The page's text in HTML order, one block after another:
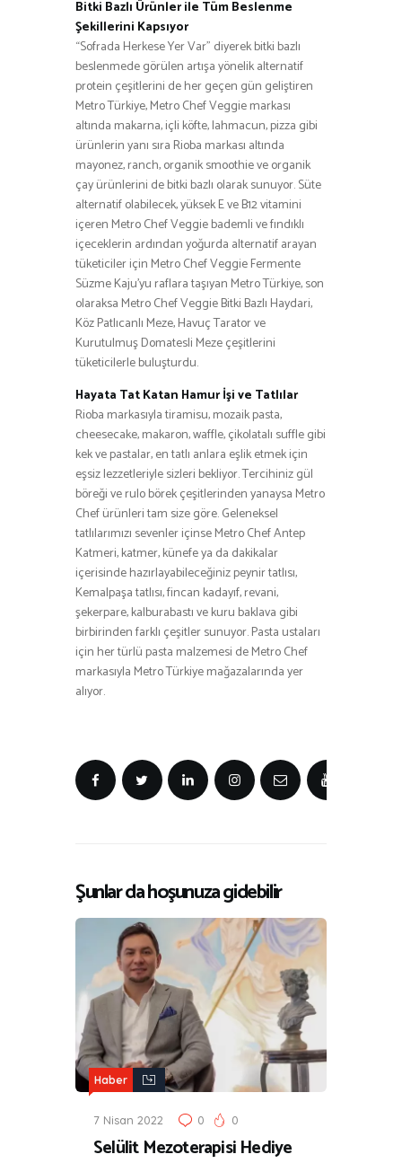
Bitki Bazlı Ürünler ile Tüm Beslenme
Şekillerini Kapsıyor
“Sofrada Herkese Yer Var” diyerek bitki bazlı
beslenmede görülen artışa yönelik alternatif
protein çeşitlerini de her geçen gün geliştiren
Metro Türkiye, Metro Chef Veggie markası
altında makarna, içli köfte, lahmacun, pizza gibi
ürünlerin yanı sıra Rioba markası altında
mayonez, ranch, organik smoothie ve organik
çay ürünlerini de bitki bazlı olarak sunuyor. Süte
alternatif olabilecek, yüksek E ve B12 vitamini
içeren Metro Chef Veggie bademli ve fındıklı
içeceklerin ardından yoğurda alternatif arayan
tüketiciler için Metro Chef Veggie Fermente
Süzme Kaju’yu raflara taşıyan Metro Türkiye, son
olaraksa Metro Chef Veggie Bitki Bazlı Haydari,
Köz Patlıcanlı Meze, Havuç Tarator ve
Kurutulmuş Domatesli Meze çeşitlerini
tüketicilerle buluşturdu.
Hayata Tat Katan Hamur İşi ve Tatlılar
Rioba markasıyla tiramisu, mozaik pasta,
cheesecake, makaron, waffle, çikolatalı suffle gibi
kek ve pastalar, en tatlı anlara eşlik etmek için
eşsiz lezzetleriyle sizleri bekliyor. Tercihiniz gül
böreği ve rulo börek çeşitlerinden yanaysa Metro
Chef ürünleri tam size göre. Geleneksel
tatlılarımızı sevenler içinse Metro Chef Antep
Katmeri, katmer, künefe ya da dakikalar
içerisinde hazırlayabileceğiniz peynir tatlısı,
Kemalpaşa tatlısı, fincan kadayıf, revani,
şekerpare, kalburabastı ve kuru baklava gibi
birbirinden farklı çeşitler sunuyor. Pasta ustaları
için her türlü pasta malzemesi de Metro Chef
markasıyla Metro Türkiye mağazalarında yer
alıyor.
Şunlar da hoşunuza gidebilir
Haber
7 Nisan 2022 0 0
Selülit Mezoterapisi Hediye